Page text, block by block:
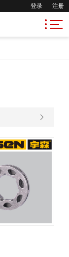
登录 注册